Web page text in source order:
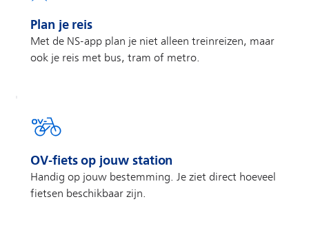
Plan je reis
Met de NS-app plan je niet alleen treinreizen, maar
ook je reis met bus, tram of metro.
OV-fiets op jouw station
Handig op jouw bestemming. Je ziet direct hoeveel
fietsen beschikbaar zijn.